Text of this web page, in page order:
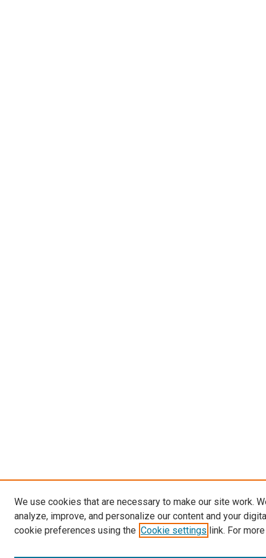
We use cookies that are necessary to make our site work.
analyze, improve, and personalize our content and your
cookie preferences using the Cookie settings link. For